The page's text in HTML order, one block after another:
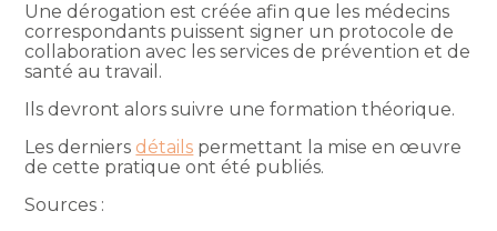
Une dérogation est créée afin que les médecins
correspondants puissent signer un protocole de
collaboration avec les services de prévention et de
santé au travail.
Ils devront alors suivre une formation théorique.
Les derniers détails permettant la mise en œuvre
de cette pratique ont été publiés.
Sources :